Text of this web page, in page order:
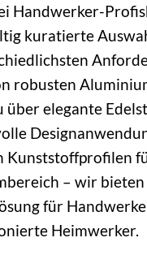
Handwerker-
kuratierte
robusten
über elegante
Kunststoffprofilen
– wir
für
Heimwerker.